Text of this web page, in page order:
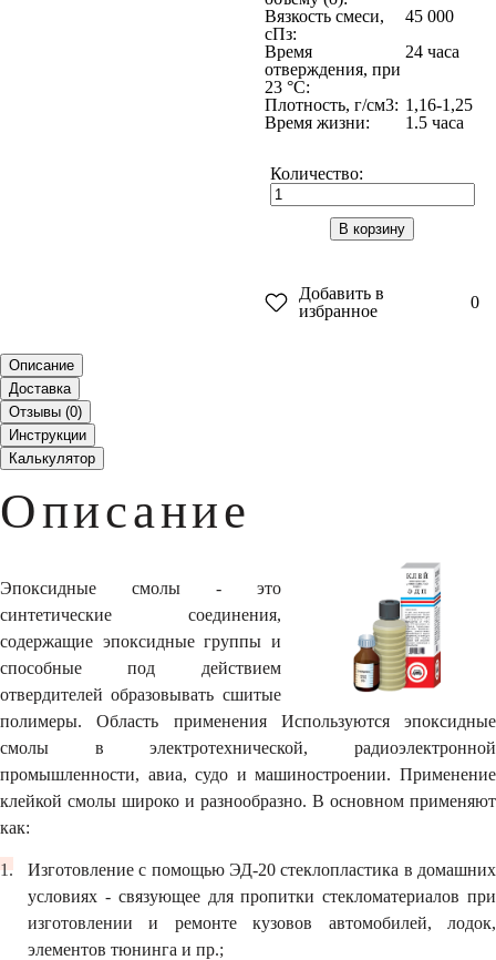
Вязкость смеси,
сПз:
45 000
Время
отверждения, при
23 °C:
24 часа
Плотность, г/см3: 1,16-1,25
Время жизни:
1.5 часа
Количество:
В корзину
Добавить в
избранное
0
Описание
Доставка
Отзывы (0)
Инструкции
Калькулятор
Описание
Эпоксидные смолы - это
синтетические соединения,
содержащие эпоксидные группы и
способные под действием
отвердителей образовывать сшитые
полимеры. Область применения Используются эпоксидные
смолы в электротехнической, радиоэлектронной
промышленности, авиа, судо и машиностроении. Применение
клейкой смолы широко и разнообразно. В основном применяют
как:
Изготовление с помощью ЭД-20 стеклопластика в домашних
условиях - связующее для пропитки стекломатериалов при
изготовлении и ремонте кузовов автомобилей, лодок,
элементов тюнинга и пр.;